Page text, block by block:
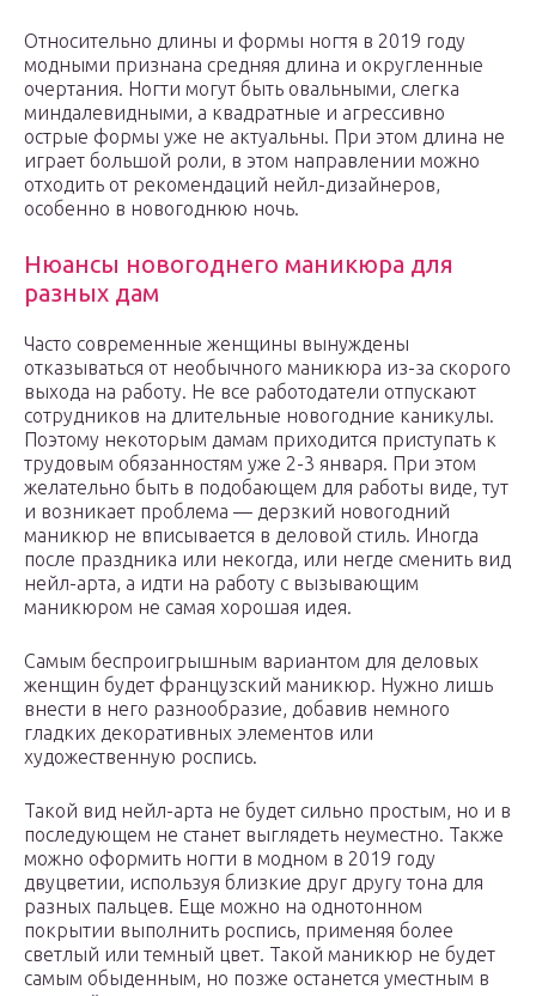
Относительно длины и формы ногтя в 2019 году
модными признана средняя длина и округленные
очертания. Ногти могут быть овальными, слегка
миндалевидными, а квадратные и агрессивно
острые формы уже не актуальны. При этом длина не
играет большой роли, в этом направлении можно
отходить от рекомендаций нейл-дизайнеров,
особенно в новогоднюю ночь.
Нюансы новогоднего маникюра для
разных дам
Часто современные женщины вынуждены
отказываться от необычного маникюра из-за скорого
выхода на работу. Не все работодатели отпускают
сотрудников на длительные новогодние каникулы.
Поэтому некоторым дамам приходится приступать к
трудовым обязанностям уже 2-3 января. При этом
желательно быть в подобающем для работы виде, тут
и возникает проблема — дерзкий новогодний
маникюр не вписывается в деловой стиль. Иногда
после праздника или некогда, или негде сменить вид
нейл-арта, а идти на работу с вызывающим
маникюром не самая хорошая идея.
Самым беспроигрышным вариантом для деловых
женщин будет французский маникюр. Нужно лишь
внести в него разнообразие, добавив немного
гладких декоративных элементов или
художественную роспись.
Такой вид нейл-арта не будет сильно простым, но и в
последующем не станет выглядеть неуместно. Также
можно оформить ногти в модном в 2019 году
двуцветии, используя близкие друг другу тона для
разных пальцев. Еще можно на однотонном
покрытии выполнить роспись, применяя более
светлый или темный цвет. Такой маникюр не будет
самым обыденным, но позже останется уместным в